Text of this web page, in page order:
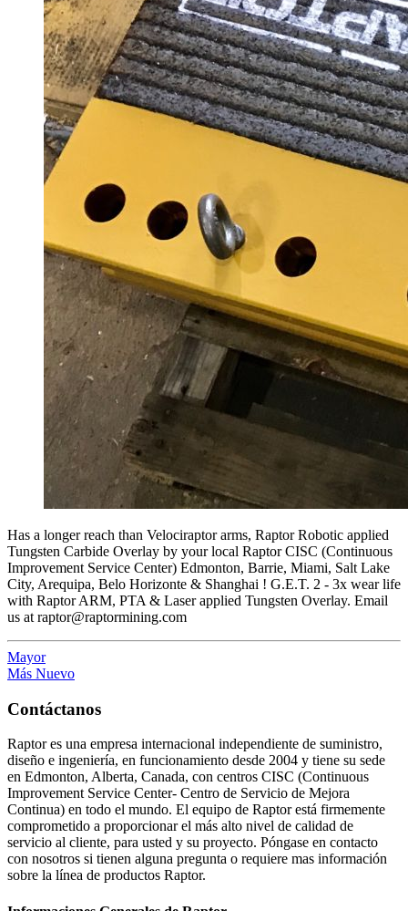
Has a longer reach than Velociraptor arms, Raptor Robotic applied
Tungsten Carbide Overlay by your local Raptor CISC (Continuous
Improvement Service Center) Edmonton, Barrie, Miami, Salt Lake
City, Arequipa, Belo Horizonte & Shanghai ! G.E.T. 2 - 3x wear life
with Raptor ARM, PTA & Laser applied Tungsten Overlay. Email
us at raptor@raptormining.com
Mayor
Más Nuevo
Contáctanos
Raptor es una empresa internacional independiente de suministro,
diseño e ingeniería, en funcionamiento desde 2004 y tiene su sede
en Edmonton, Alberta, Canada, con centros CISC (Continuous
Improvement Service Center- Centro de Servicio de Mejora
Continua) en todo el mundo. El equipo de Raptor está firmemente
comprometido a proporcionar el más alto nivel de calidad de
servicio al cliente, para usted y su proyecto. Póngase en contacto
con nosotros si tienen alguna pregunta o requiere mas información
sobre la línea de productos Raptor.